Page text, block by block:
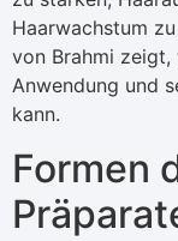
Haarwachstum
von Brahmi
Anwendung und
kann.
Formen